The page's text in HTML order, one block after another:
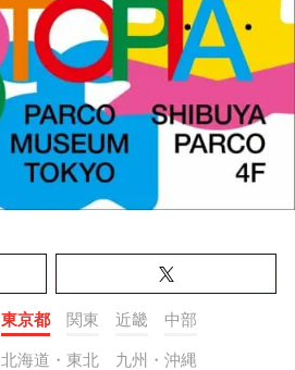
東京都 関東 近畿 中部
北海道・東北 九州・沖縄